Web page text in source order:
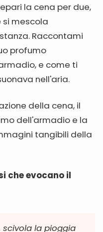
la cena per due,
si mescola
Raccontami
profumo
e come ti
nell'aria.
della cena, il
dell'armadio e la
tangibili della
che evocano il
scivola la pioggia